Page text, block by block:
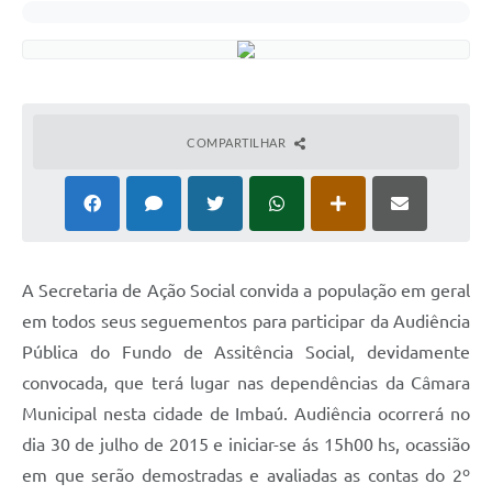
COMPARTILHAR
A Secretaria de Ação Social convida a população em geral
em todos seus seguementos para participar da Audiência
Pública do Fundo de Assitência Social, devidamente
convocada, que terá lugar nas dependências da Câmara
Municipal nesta cidade de Imbaú. Audiência ocorrerá no
dia 30 de julho de 2015 e iniciar-se ás 15h00 hs, ocassião
em que serão demostradas e avaliadas as contas do 2º